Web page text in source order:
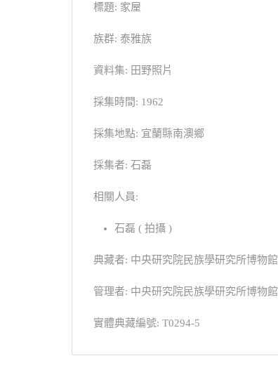
標題: 家屋
族群: 泰雅族
資料集: 田野照片
採集時間: 1962
採集地點: 宜蘭縣南澳鄉
採集者: 石磊
相關人員:
石磊 ( 拍攝 )
典藏者: 中央研究院民族學研究所博物館
管理者: 中央研究院民族學研究所博物館
實體典藏編號: T0294-5